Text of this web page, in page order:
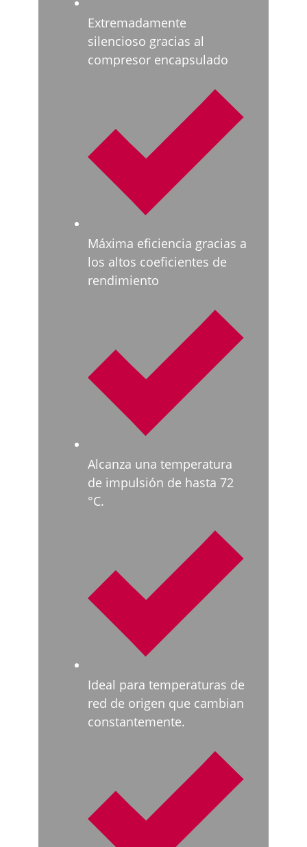
Extremadamente
silencioso gracias al
compresor encapsulado
Máxima eficiencia gracias a
los altos coeficientes de
rendimiento
Alcanza una temperatura
de impulsión de hasta 72
°C.
Ideal para temperaturas de
red de origen que cambian
constantemente.